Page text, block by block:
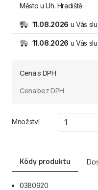
Město u Uh. Hradiště
11.08.2026 u Vás
11.08.2026 u Vás
Cena bez DPH
Cena s DPH
Množství
Kódy produktu
0380920